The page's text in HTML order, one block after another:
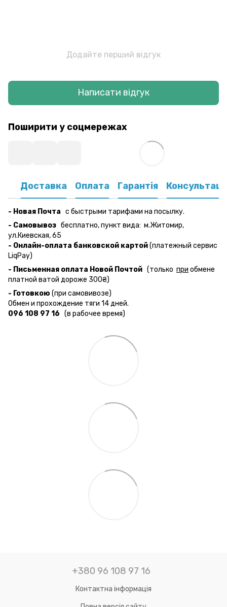
Додайте перший відгук
Написати відгук
Поширити у соцмережах
Доставка Оплата Гарантія
- Новая Почта с быстрыми тарифами на посылку.
- Самовывоз бесплатно,пункт вида: м.Житомир,
ул.Киевская, 65
- Онлайн-оплата банковской картой(платежный сервис
LiqPay)
- Письменная оплата Новой Почтой (только при обмене
платной ватой дороже 300₴)
- Готовкою (при самовивозе)
Обмен и прохождение тяги 14 дней.
096 108 97 16 (в рабочее время)
+380 96 108 97 16
Контактна інформація